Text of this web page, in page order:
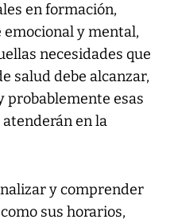
en formación,
y mental,
necesidades que
salud debe alcanzar,
probablemente esas
en la
y comprender
sus horarios,